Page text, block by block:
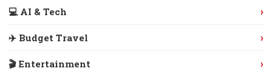
💻 AI & Tech ›
✈️ Budget Travel ›
🎬 Entertainment ›